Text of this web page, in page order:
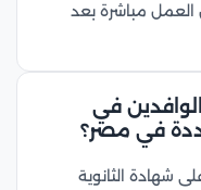
العمل مباشرة بعد
في
في مصر؟
شهادة الثانوية